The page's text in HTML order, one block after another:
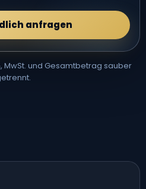
anfragen
MwSt. und Gesamtbetrag sauber